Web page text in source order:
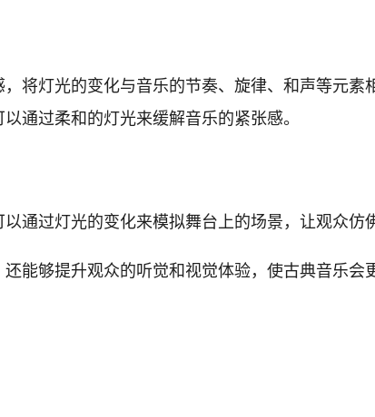
将灯光的变化与音乐的节奏、旋律、和声等元素
通过柔和的灯光来缓解音乐的紧张感。
通过灯光的变化来模拟舞台上的场景，让观众仿
能够提升观众的听觉和视觉体验，使古典音乐会